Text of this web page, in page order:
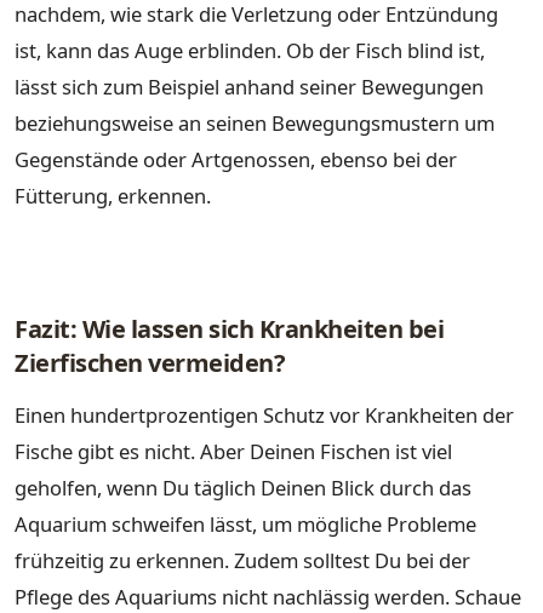
nachdem, wie stark die Verletzung oder Entzündung
ist, kann das Auge erblinden. Ob der Fisch blind ist,
lässt sich zum Beispiel anhand seiner Bewegungen
beziehungsweise an seinen Bewegungsmustern um
Gegenstände oder Artgenossen, ebenso bei der
Fütterung, erkennen.
Fazit: Wie lassen sich Krankheiten bei
Zierfischen vermeiden?
Einen hundertprozentigen Schutz vor Krankheiten der
Fische gibt es nicht. Aber Deinen Fischen ist viel
geholfen, wenn Du täglich Deinen Blick durch das
Aquarium schweifen lässt, um mögliche Probleme
frühzeitig zu erkennen. Zudem solltest Du bei der
Pflege des Aquariums nicht nachlässig werden. Schaue